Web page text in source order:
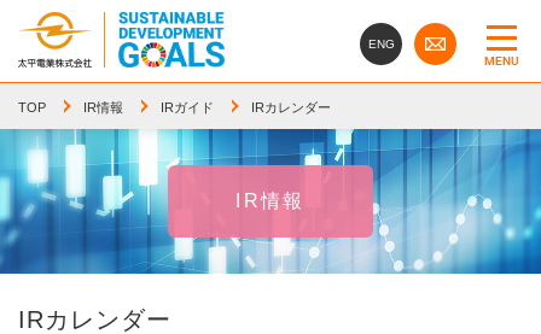
ENG
MENU
TOP IR情報 IRガイド IRカレンダー
IR情報
IRカレンダー